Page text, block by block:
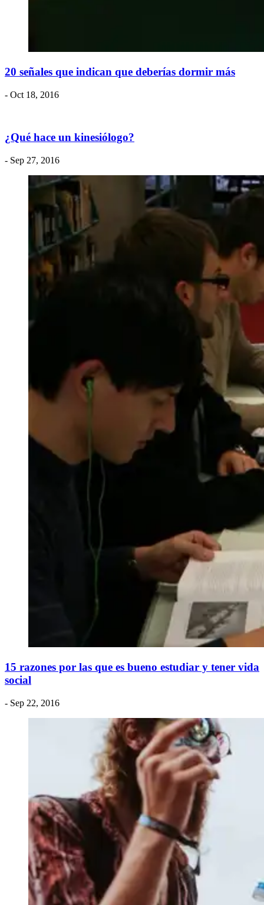
20 señales que indican que deberías dormir más
- Oct 18, 2016
¿Qué hace un kinesiólogo?
- Sep 27, 2016
15 razones por las que es bueno estudiar y tener vida
social
- Sep 22, 2016